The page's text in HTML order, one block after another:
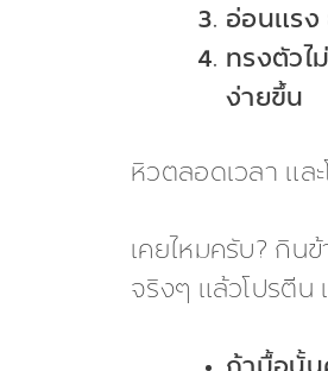
อ่อนแรง
ทรงตัวไ
ง่ายขึ้น
หิวตลอดเวลา แล
เคยไหมครับ? กิน
จริงๆ แล้วโปรตีน